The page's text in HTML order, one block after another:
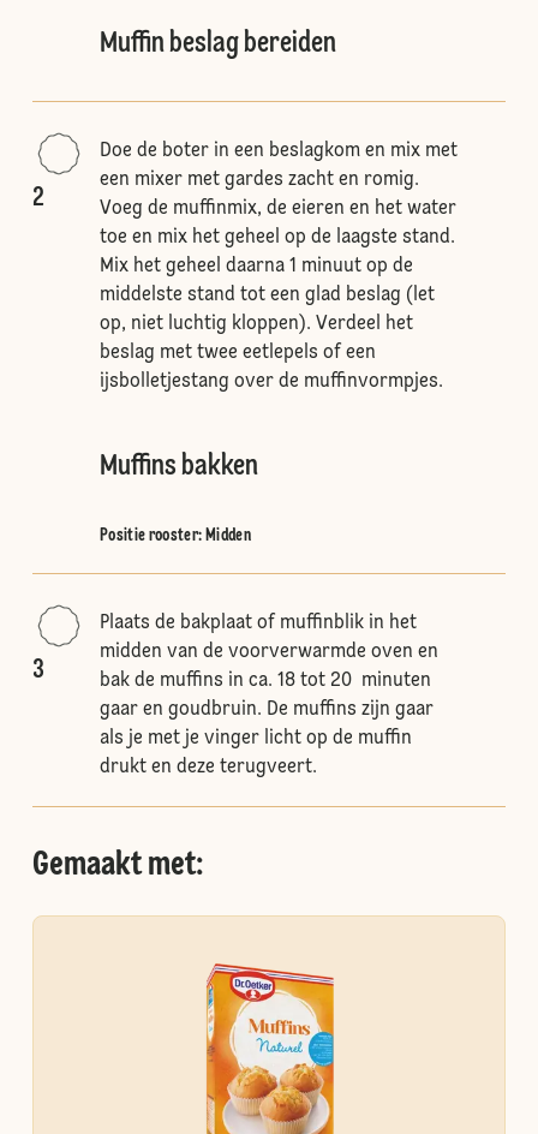
Muffin beslag bereiden
2
Doe de boter in een beslagkom en mix met
een mixer met gardes zacht en romig.
Voeg de muffinmix, de eieren en het water
toe en mix het geheel op de laagste stand.
Mix het geheel daarna 1 minuut op de
middelste stand tot een glad beslag (let
op, niet luchtig kloppen). Verdeel het
beslag met twee eetlepels of een
ijsbolletjestang over de muffinvormpjes.
Muffins bakken
Positie rooster: Midden
3
Plaats de bakplaat of muffinblik in het
midden van de voorverwarmde oven en
bak de muffins in ca. 18 tot 20 minuten
gaar en goudbruin. De muffins zijn gaar
als je met je vinger licht op de muffin
drukt en deze terugveert.
Gemaakt met: